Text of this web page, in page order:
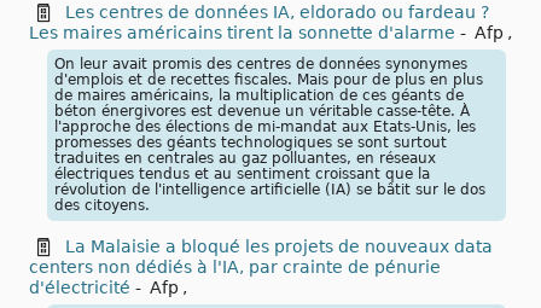
Les centres de données IA, eldorado ou fardeau ?
Les maires américains tirent la sonnette d'alarme - Afp ,
On leur avait promis des centres de données synonymes
d'emplois et de recettes fiscales. Mais pour de plus en plus
de maires américains, la multiplication de ces géants de
béton énergivores est devenue un véritable casse-tête. À
l'approche des élections de mi-mandat aux Etats-Unis, les
promesses des géants technologiques se sont surtout
traduites en centrales au gaz polluantes, en réseaux
électriques tendus et au sentiment croissant que la
révolution de l'intelligence artificielle (IA) se bâtit sur le dos
des citoyens.
La Malaisie a bloqué les projets de nouveaux data
centers non dédiés à l'IA, par crainte de pénurie
d'électricité - Afp ,